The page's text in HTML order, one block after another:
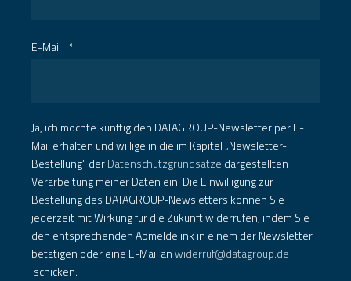
E-Mail *
Ja, ich möchte künftig den DATAGROUP-Newsletter per E-
Mail erhalten und willige in die im Kapitel „Newsletter-
Bestellung“ derDatenschutzgrundsätze dargestellten
Verarbeitung meiner Daten ein. Die Einwilligung zur
Bestellung des DATAGROUP-Newsletters können Sie
jederzeit mit Wirkung für die Zukunft widerrufen, indem Sie
den entsprechenden Abmeldelink in einem der Newsletter
betätigen oder eine E-Mail anwiderruf@datagroup.de
schicken.